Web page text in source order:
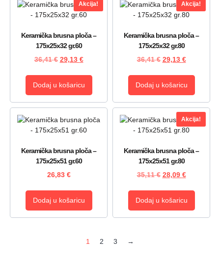
Akcija!
Keramička brusna ploča –
175x25x32 gr.60
36,41€ 29,13 €
Dodaj u košaricu
Akcija!
Keramička brusna ploča –
175x25x32 gr.80
36,41€ 29,13 €
Dodaj u košaricu
Keramička brusna ploča –
175x25x51 gr.60
26,83 €
Dodaj u košaricu
Akcija!
Keramička brusna ploča –
175x25x51 gr.80
35,11€ 28,09 €
Dodaj u košaricu
1 2 3 →